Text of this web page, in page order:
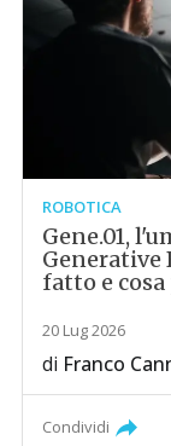
ROBOTICA
Gene.01,
Generative
fatto e cosa
20 Lug 2026
di Franco
Condividi